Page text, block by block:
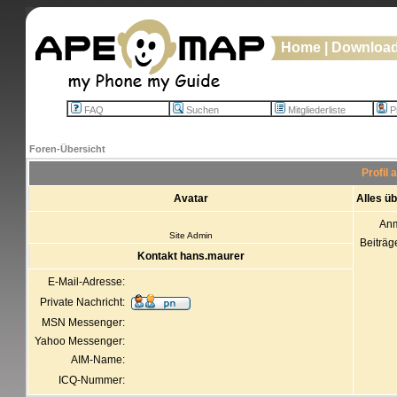
Home
FAQ Suchen Mitgliederliste
Foren-Übersicht
Profil
Avatar Alles
Site Admin
Kontakt hans.maurer
E-Mail-Adresse:
Private Nachricht:
MSN Messenger:
Yahoo Messenger:
AIM-Name:
ICQ-Nummer: